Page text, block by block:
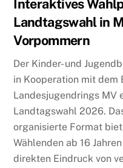
Interaktives
Landtagswahl in
Vorpommern
Der Kinder- und
in Kooperation mit
Landesjugendrings MV
Landtagswahl 2026.
organisierte Format
Wählenden ab 16
direkten Eindruck von